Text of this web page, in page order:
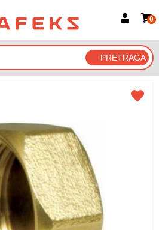
Prijavite se Google nalogom
0